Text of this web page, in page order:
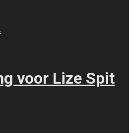
voor Lize Spit